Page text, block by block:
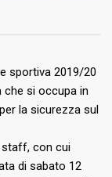
sportiva 2019/20
che si occupa in
la sicurezza sul
staff, con cui
di sabato 12